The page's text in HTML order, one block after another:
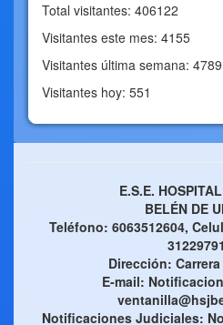
Total visitantes: 406122
Visitantes este mes: 4155
Visitantes última semana: 4789
Visitantes hoy: 551
E.S.E.
BELÉN DE
Teléfono: 6063512604,
Dirección:
E-mail:
Notificaciones Judiciales: